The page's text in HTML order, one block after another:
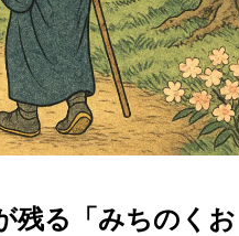
残る「みちのくお